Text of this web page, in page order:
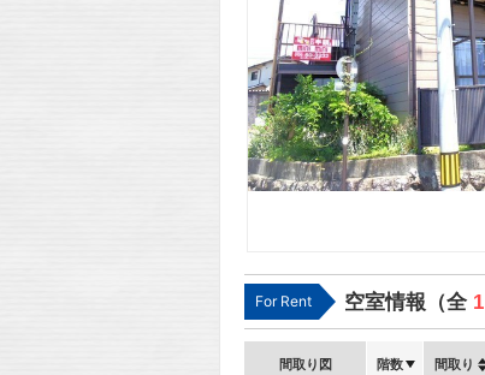
For Rent 空室情報（全 1
間取り図 階数 間取り